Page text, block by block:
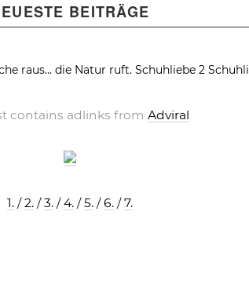
BEITRÄGE
raus… die Natur ruft. Schuhliebe 2
contains adlinks from Adviral
1. /2. /3. /4. /5. /6. /7.